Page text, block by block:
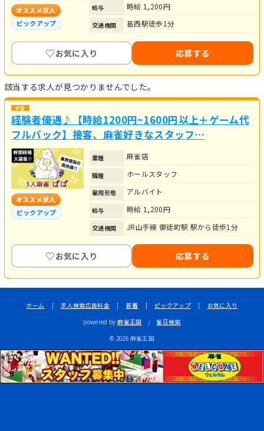
オススメ求人
ピックアップ
給与 時給 1,200円
交通機関 葛西駅徒歩1分
♡お気に入り 応募する
該当する求人が見つかりませんでした。
経験者優遇♪【時給1200円~1600円以上＋ゲーム代
フルバック】接客、麻雀好きなスタッフ…
オススメ求人
ピックアップ
業種 麻雀店
職種 ホールスタッフ
雇用形態 アルバイト
給与 時給 1,200円
交通機関 JR山手線 御徒町駅 駅から徒歩1分
♡お気に入り 応募する
ホーム 求人検索広告料金 新着 ピックアップ
お気に入り
powered by麻雀王国 /
雀荘検索
© 2026 麻雀王国